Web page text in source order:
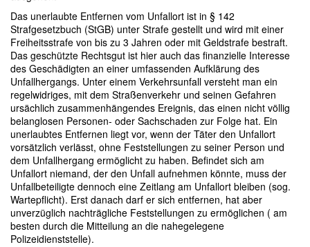
Das unerlaubte Entfernen vom Unfallort ist in § 142
Strafgesetzbuch (StGB) unter Strafe gestellt und wird mit einer
Freiheitsstrafe von bis zu 3 Jahren oder mit Geldstrafe bestraft.
Das geschützte Rechtsgut ist hier auch das finanzielle Interesse
des Geschädigten an einer umfassenden Aufklärung des
Unfallhergangs. Unter einem Verkehrsunfall versteht man ein
regelwidriges, mit dem Straßenverkehr und seinen Gefahren
ursächlich zusammenhängendes Ereignis, das einen nicht völlig
belanglosen Personen- oder Sachschaden zur Folge hat. Ein
unerlaubtes Entfernen liegt vor, wenn der Täter den Unfallort
vorsätzlich verlässt, ohne Feststellungen zu seiner Person und
dem Unfallhergang ermöglicht zu haben. Befindet sich am
Unfallort niemand, der den Unfall aufnehmen könnte, muss der
Unfallbeteiligte dennoch eine Zeitlang am Unfallort bleiben (sog.
Wartepflicht). Erst danach darf er sich entfernen, hat aber
unverzüglich nachträgliche Feststellungen zu ermöglichen ( am
besten durch die Mitteilung an die nahegelegene
Polizeidienststelle).